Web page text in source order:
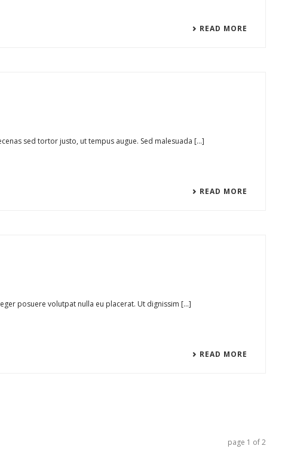
READ MORE
sed tortor justo, ut tempus augue. Sed malesuada [...]
READ MORE
posuere volutpat nulla eu placerat. Ut dignissim [...]
READ MORE
page 1 of2